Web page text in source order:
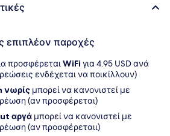
επιπλέον παροχές
προσφέρεταιWiFi για 4.95 USD ανά
ενδέχεται να ποικίλλουν)
νωρίς μπορεί να κανονιστεί με
(αν προσφέρεται)
αργά μπορεί να κανονιστεί με
(αν προσφέρεταιι)